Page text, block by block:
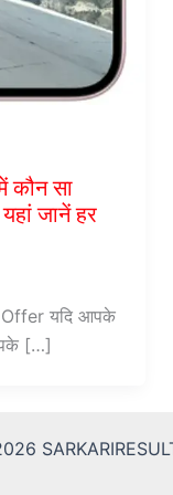
सा
जानें हर
यदि आपके
[…]